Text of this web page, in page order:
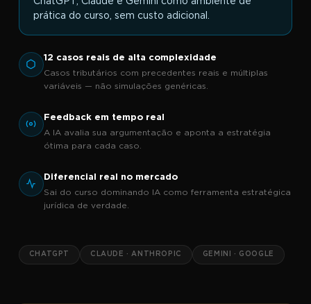
prática do curso, sem custo adicional.
12 casos reais de alta complexidade
Casos tributários com precedentes reais e múltiplas
variáveis — não simulações genéricas.
Feedback em tempo real
A IA avalia sua argumentação e aponta a estratégia
ótima para cada caso.
Diferencial real no mercado
Sai do curso dominando IA como ferramenta estratégica
jurídica de verdade.
CHATGPT CLAUDE · ANTHROPIC GEMINI · GOOGLE